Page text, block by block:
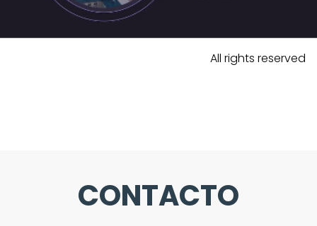
All rights reserved
CONTACTO